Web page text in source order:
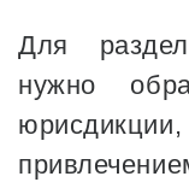
Для
нужно